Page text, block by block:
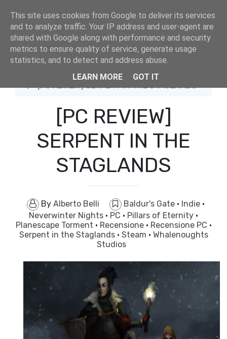
Baldur's Gate
[PC REVIEW] SERPENT IN THE STAGLANDS
[PC REVIEW]
SERPENT IN THE
STAGLANDS
By Alberto Belli Baldur's Gate · Indie ·
Neverwinter Nights · PC · Pillars of Eternity ·
Planescape Torment · Recensione · Recensione PC ·
Serpent in the Staglands · Steam · Whalenoughts
Studios
This site uses cookies from Google to deliver its services
and to analyze traffic. Your IP address and user-agent are
shared with Google along with performance and security
metrics to ensure quality of service, generate usage
statistics, and to detect and address abuse.
LEARN MORE
GOT IT